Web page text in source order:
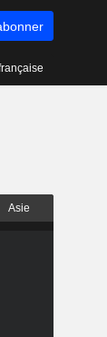
Asie